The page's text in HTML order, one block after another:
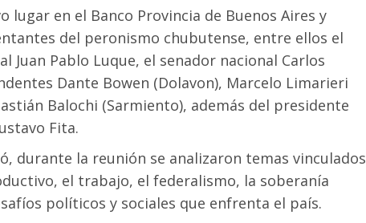
lugar en el Banco Provincia de Buenos Aires y
del peronismo chubutense, entre ellos el
Juan Pablo Luque, el senador nacional Carlos
Dante Bowen (Dolavon), Marcelo Limarieri
Balochi (Sarmiento), además del presidente
Fita.
durante la reunión se analizaron temas vinculados
el trabajo, el federalismo, la soberanía
políticos y sociales que enfrenta el país.